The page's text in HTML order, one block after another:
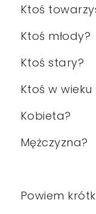
Ktoś
Ktoś młody?
Ktoś stary?
Ktoś w
Kobieta?
Mężczyzna?
Powiem